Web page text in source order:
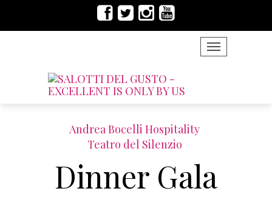
TOGGLE
Andrea Bocelli Hospitality
Teatro del Silenzio
Dinner Gala